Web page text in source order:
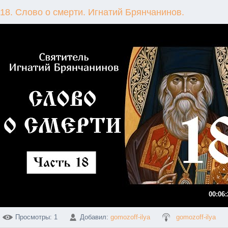
18. Слово о смерти. Игнатий Брянчанинов.
Просмотры: 1 Добавил: gomozoff-ilya gomozoff-ilya